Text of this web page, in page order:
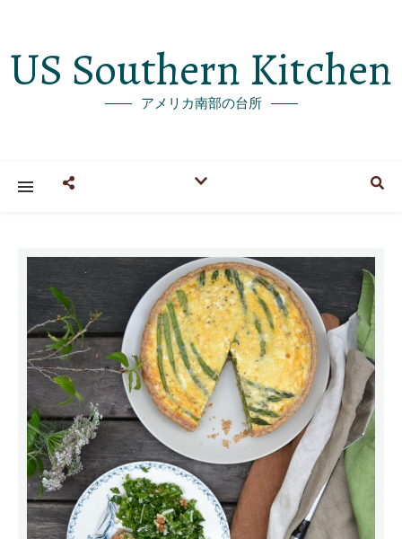
US Southern Kitchen
アメリカ南部の台所